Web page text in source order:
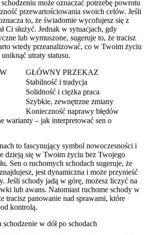
może oznaczać potrzebę powrotu
przewartościowania swoich celów. Jeśli
to, że świadomie wycofujesz się z
Ci służyć. Jednak w sytuacjach, gdy
lub wymuszone, sugeruje to, że tracisz
wtedy przeanalizować, co w Twoim życiu
utraty statusu.
GŁÓWNY PRZEKAZ
Stabilność i tradycja
Solidność i ciężka praca
Szybkie, zewnętrzne zmiany
Konieczność naprawy błędów
warianty – jak interpretować sen o
to fascynujący symbol nowoczesności i
dzieją się w Twoim życiu bez Twojego
Sen o ruchomych schodach sugeruje, że
jest dynamiczna i może przynieść
Jeśli schody jadą w górę, możesz liczyć na
lub awans. Natomiast ruchome schody w
tracisz panowanie nad sprawami, które
kontrolą.
w dół po schodach